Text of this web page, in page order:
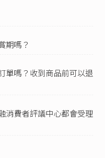
之義務或責任。
事項。
之事項，雖未記載於
契約者，主管機關得隨
期嗎？
單嗎？收到商品前可以退
消費者評議中心都會受理